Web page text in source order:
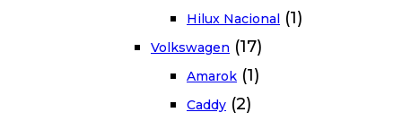
Hilux Nacional (1)
Volkswagen (17)
Amarok (1)
Caddy (2)